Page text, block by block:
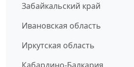
Забайкальский край
Ивановская область
Иркутская область